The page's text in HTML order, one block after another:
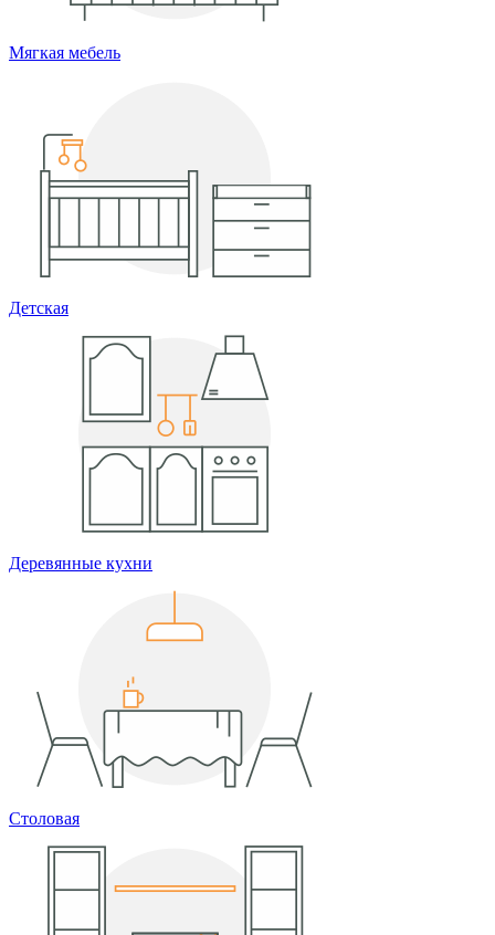
Мягкая мебель
Детская
Деревянные кухни
Столовая